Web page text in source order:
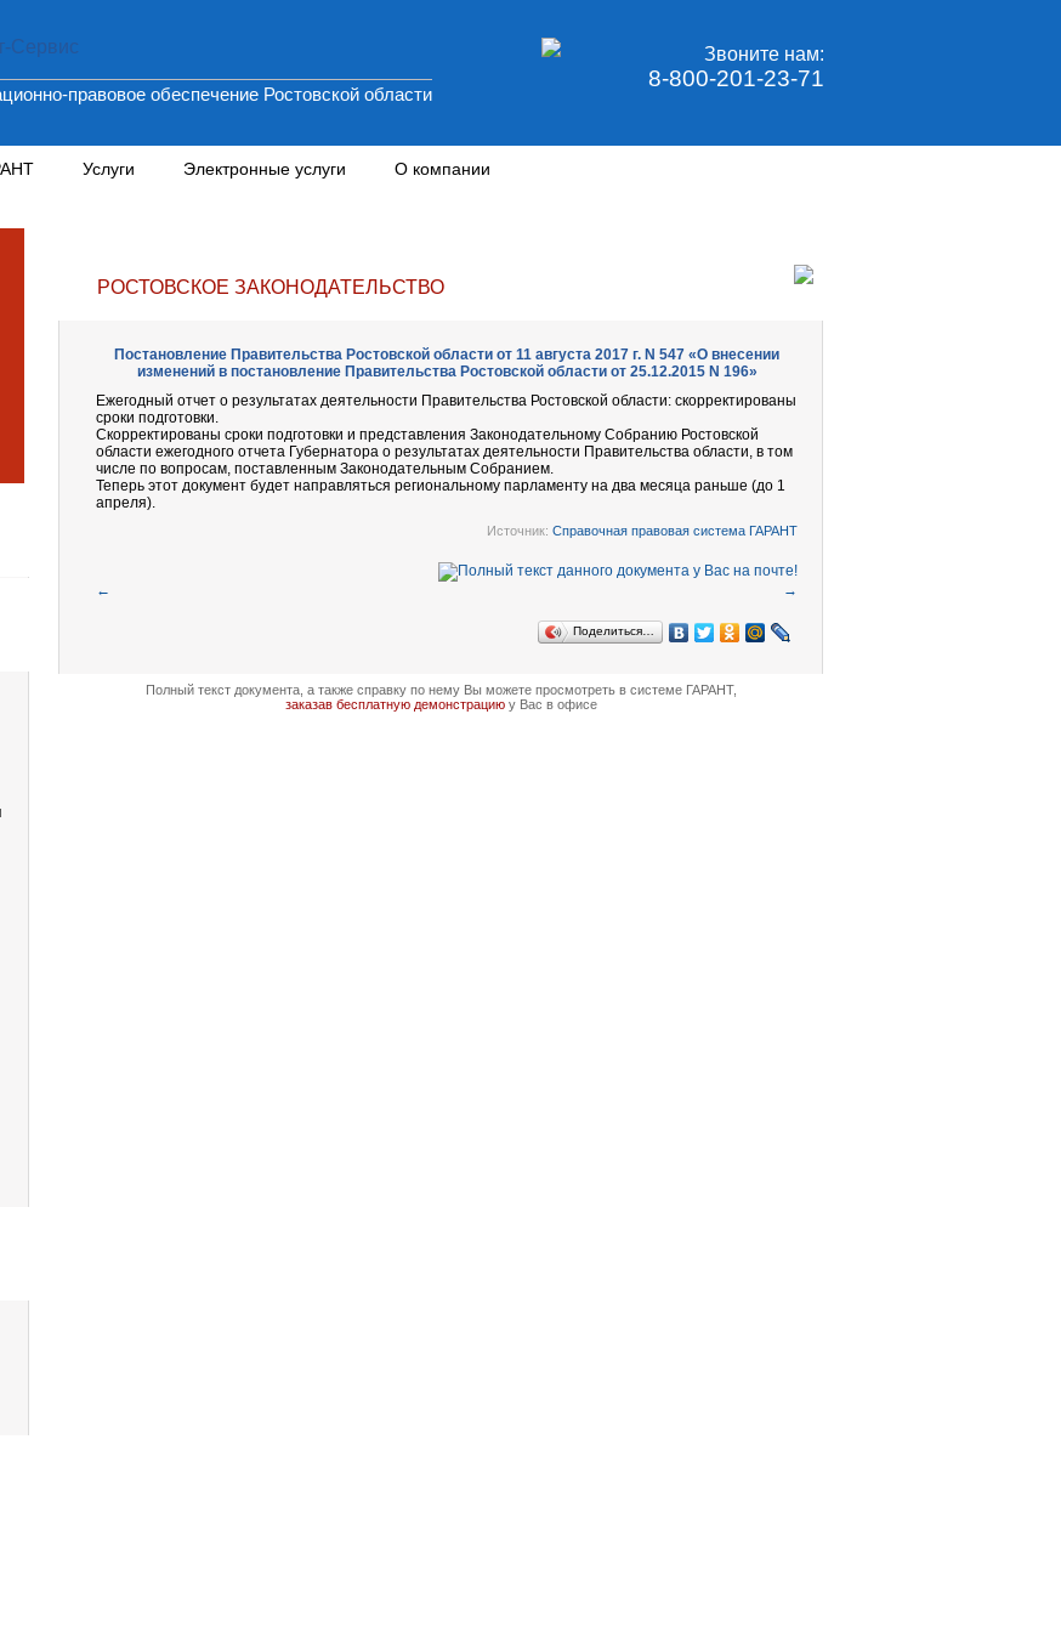
правовое обеспечение Ростовской области
Звоните нам:
8-800-201-23-71
Услуги Электронные услуги О компании
РОСТОВСКОЕ ЗАКОНОДАТЕЛЬСТВО
Постановление Правительства Ростовской области от 11 августа 2017 г. N 547 «О внесении
изменений в постановление Правительства Ростовской области от 25.12.2015 N 196»
Ежегодный отчет о результатах деятельности Правительства Ростовской области: скорректированы
сроки подготовки.
Скорректированы сроки подготовки и представления Законодательному Собранию Ростовской
области ежегодного отчета Губернатора о результатах деятельности Правительства области, в том
числе по вопросам, поставленным Законодательным Собранием.
Теперь этот документ будет направляться региональному парламенту на два месяца раньше (до 1
апреля).
Источник: Справочная правовая система ГАРАНТ
← →
Поделиться…
Полный текст документа, а также справку по нему Вы можете просмотреть в системе ГАРАНТ,
заказав бесплатную демонстрациюу Вас в офисе